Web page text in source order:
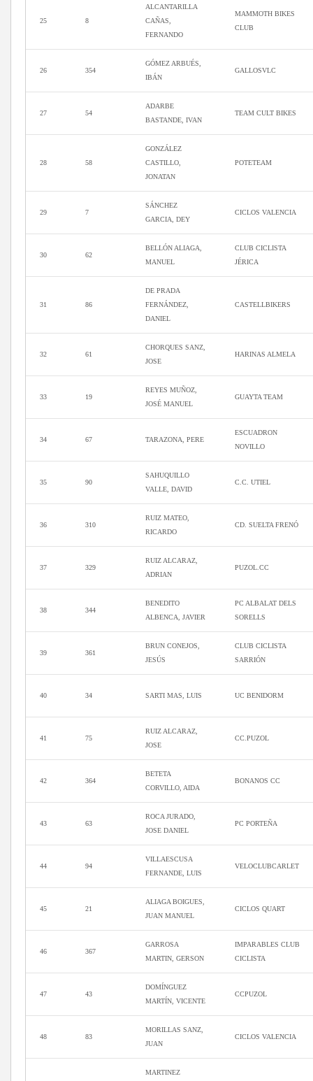
25 8
ALCANTARILLA
CAÑAS,
FERNANDO
MAMMOTH BIKES
CLUB
26 354
GÓMEZ ARBUÉS,
IBÁN
GALLOSVLC
27 54
ADARBE
BASTANDE, IVAN
TEAM CULT BIKES
28 58
GONZÁLEZ
CASTILLO,
JONATAN
POTETEAM
29 7
SÁNCHEZ
GARCIA, DEY
CICLOS VALENCIA
30 62
BELLÓN ALIAGA,
MANUEL
CLUB CICLISTA
JÉRICA
31 86
DE PRADA
FERNÁNDEZ,
DANIEL
CASTELLBIKERS
32 61
CHORQUES SANZ,
JOSE
HARINAS ALMELA
33 19
REYES MUÑOZ,
JOSÉ MANUEL
GUAYTA TEAM
34 67 TARAZONA, PERE
ESCUADRON
NOVILLO
35 90
SAHUQUILLO
VALLE, DAVID
C.C. UTIEL
36 310
RUIZ MATEO,
RICARDO
CD. SUELTA FRENÓ
37 329
RUIZ ALCARAZ,
ADRIAN
PUZOL.CC
38 344
BENEDITO
ALBENCA, JAVIER
PC ALBALAT DELS
SORELLS
39 361
BRUN CONEJOS,
JESÚS
CLUB CICLISTA
SARRIÓN
40 34 SARTI MAS, LUIS UC BENIDORM
41 75
RUIZ ALCARAZ,
JOSE
CC.PUZOL
42 364
BETETA
CORVILLO, AIDA
BONANOS CC
43 63
ROCA JURADO,
JOSE DANIEL
PC PORTEÑA
44 94
VILLAESCUSA
FERNANDE, LUIS
VELOCLUBCARLET
45 21
ALIAGA BOIGUES,
JUAN MANUEL
CICLOS QUART
46 367
GARROSA
MARTIN, GERSON
IMPARABLES CLUB
CICLISTA
47 43
DOMÍNGUEZ
MARTÍN, VICENTE
CCPUZOL
48 83
MORILLAS SANZ,
JUAN
CICLOS VALENCIA
MARTINEZ